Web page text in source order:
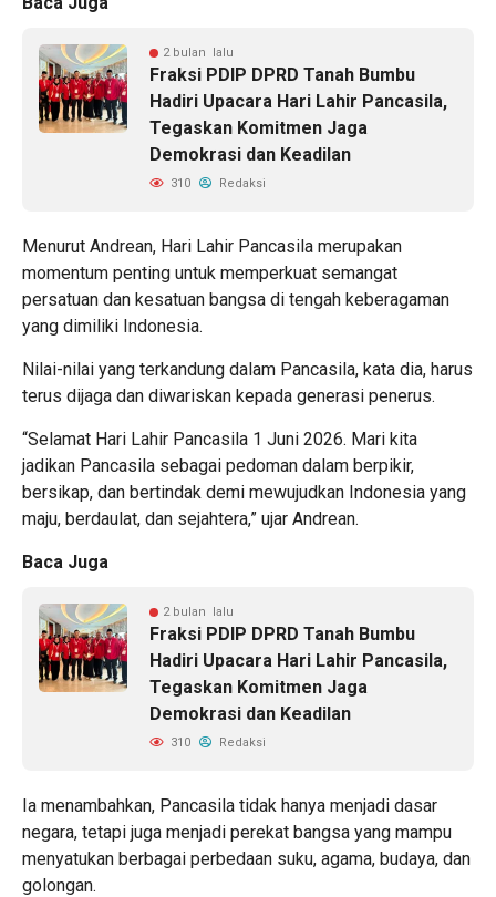
2 bulan lalu
Fraksi PDIP DPRD Tanah Bumbu
Hadiri Upacara Hari Lahir Pancasila,
Tegaskan Komitmen Jaga
Demokrasi dan Keadilan
310 Redaksi
Menurut Andrean, Hari Lahir Pancasila merupakan
momentum penting untuk memperkuat semangat
persatuan dan kesatuan bangsa di tengah keberagaman
yang dimiliki Indonesia.
Nilai-nilai yang terkandung dalam Pancasila, kata dia, harus
terus dijaga dan diwariskan kepada generasi penerus.
“Selamat Hari Lahir Pancasila 1 Juni 2026. Mari kita
jadikan Pancasila sebagai pedoman dalam berpikir,
bersikap, dan bertindak demi mewujudkan Indonesia yang
maju, berdaulat, dan sejahtera,” ujar Andrean.
Baca Juga
2 bulan lalu
Fraksi PDIP DPRD Tanah Bumbu
Hadiri Upacara Hari Lahir Pancasila,
Tegaskan Komitmen Jaga
Demokrasi dan Keadilan
310 Redaksi
Ia menambahkan, Pancasila tidak hanya menjadi dasar
negara, tetapi juga menjadi perekat bangsa yang mampu
menyatukan berbagai perbedaan suku, agama, budaya, dan
golongan.